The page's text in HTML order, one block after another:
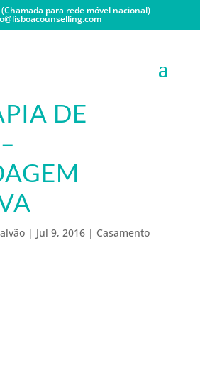
para rede móvel nacional)
DE
| Jul 9, 2016| Casamento